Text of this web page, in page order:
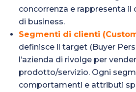
concorrenza e rappresenta il
di business.
Segmenti di clienti
definisce il target (Buyer
l’azienda di rivolge per
prodotto/servizio. Ogni
comportamenti e attributi